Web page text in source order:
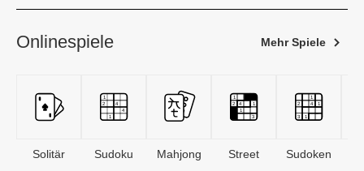
Onlinespiele Mehr Spiele
Solitär Sudoku Mahjong Street Sudoken